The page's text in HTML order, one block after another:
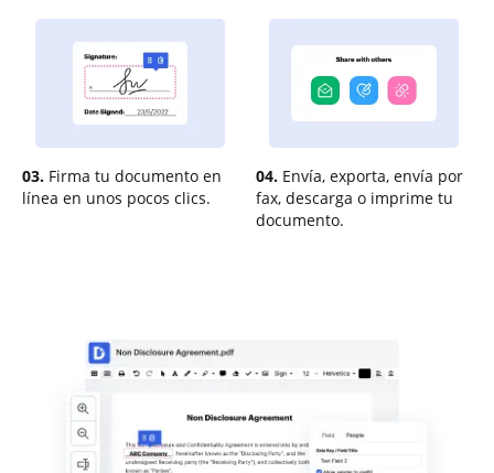
03. Firma tu documento en
línea en unos pocos clics.
04. Envía, exporta, envía por
fax, descarga o imprime tu
documento.